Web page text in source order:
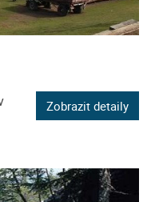
Zobrazit detaily